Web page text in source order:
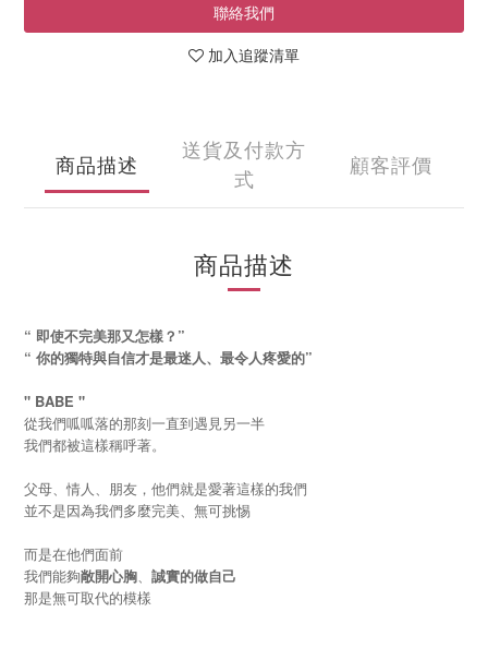
聯絡我們
加入追蹤清單
商品描述
送貨及付款方
式
顧客評價
商品描述
“ 即使不完美那又怎樣？”
“ 你的獨特與自信才是最迷人、最令人疼愛的”
" BABE "
從我們呱呱落的那刻一直到遇見另一半
我們都被這樣稱呼著。
父母、情人、朋友，他們就是愛著這樣的我們
並不是因為我們多麼完美、無可挑惕
而是在他們面前
我們能夠敞開心胸、 誠實的做自己
那是無可取代的模樣